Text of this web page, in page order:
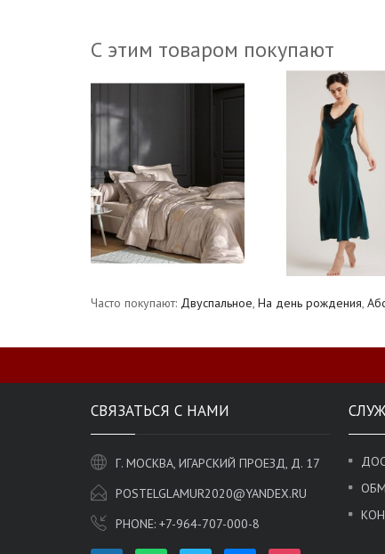
С этим товаром покупают
Часто покупают: Двуспальное, На день рождения,
СВЯЗАТЬСЯ С НАМИ
Г. МОСКВА, ИГАРСКИЙ ПРОЕЗД, Д. 17
POSTELGLAMUR2020@YANDEX.RU
PHONE: +7-964-707-000-8